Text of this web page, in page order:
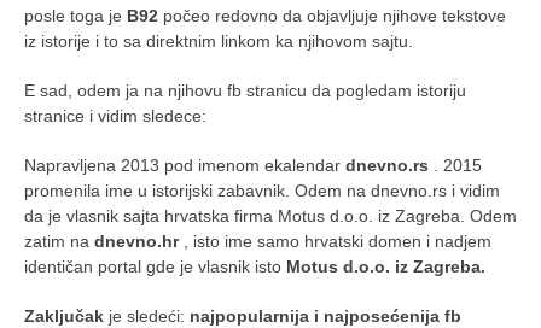
posle toga je B92 počeo redovno da objavljuje njihove tekstove
iz istorije i to sa direktnim linkom ka njihovom sajtu.
E sad, odem ja na njihovu fb stranicu da pogledam istoriju
stranice i vidim sledece:
Napravljena 2013 pod imenom ekalendar dnevno.rs . 2015
promenila ime u istorijski zabavnik. Odem na dnevno.rs i vidim
da je vlasnik sajta hrvatska firma Motus d.o.o. iz Zagreba. Odem
zatim na dnevno.hr, isto ime samo hrvatski domen i nadjem
identičan portal gde je vlasnik isto Motus d.o.o. iz Zagreba.
Zaključak je sledeći: najpopularnija i najposećenija fb